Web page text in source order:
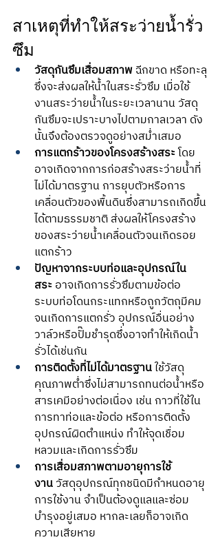
สาเหตุที่ทำให้สระว่ายน้ำรั่ว
ซึม
วัสดุกันซึมเสื่อมสภาพ ฉีกขาด หรือทะลุ
ซึ่งจะส่งผลให้น้ำในสระรั่วซึม เมื่อใช้
งานสระว่ายน้ำในระยะเวลานาน วัสดุ
กันซึมจะเปราะบางไปตามกาลเวลา ดัง
นั้นจึงต้องตรวจดูอย่างสม่ำเสมอ
การแตกร้าวของโครงสร้างสระ โดย
อาจเกิดจากการก่อสร้างสระว่ายน้ำที่
ไม่ได้มาตรฐาน การยุบตัวหรือการ
เคลื่อนตัวของพื้นดินซึ่งสามารถเกิดขึ้น
ได้ตามธรรมชาติ ส่งผลให้โครงสร้าง
ของสระว่ายน้ำเคลื่อนตัวจนเกิดรอย
แตกร้าว
ปัญหาจากระบบท่อและอุปกรณ์ใน
สระ อาจเกิดการรั่วซึมตามข้อต่อ
ระบบท่อโดนกระแทกหรือถูกวัตถุมีคม
จนเกิดการแตกรั่ว อุปกรณ์อื่นอย่าง
วาล์วหรือปั๊มชำรุดซึ่งอาจทำให้เกิดน้ำ
รั่วได้เช่นกัน
การติดตั้งที่ไม่ได้มาตรฐาน ใช้วัสดุ
คุณภาพต่ำซึ่งไม่สามารถทนต่อน้ำหรือ
สารเคมีอย่างต่อเนื่อง เช่น กาวที่ใช้ใน
การทาท่อและข้อต่อ หรือการติดตั้ง
อุปกรณ์ผิดตำแหน่ง ทำให้จุดเชื่อม
หลวมและเกิดการรั่วซึม
การเสื่อมสภาพตามอายุการใช้
งาน วัสดุอุปกรณ์ทุกชนิดมีกำหนดอายุ
การใช้งาน จำเป็นต้องดูแลและซ่อม
บำรุงอยู่เสมอ หากละเลยก็อาจเกิด
ความเสียหาย